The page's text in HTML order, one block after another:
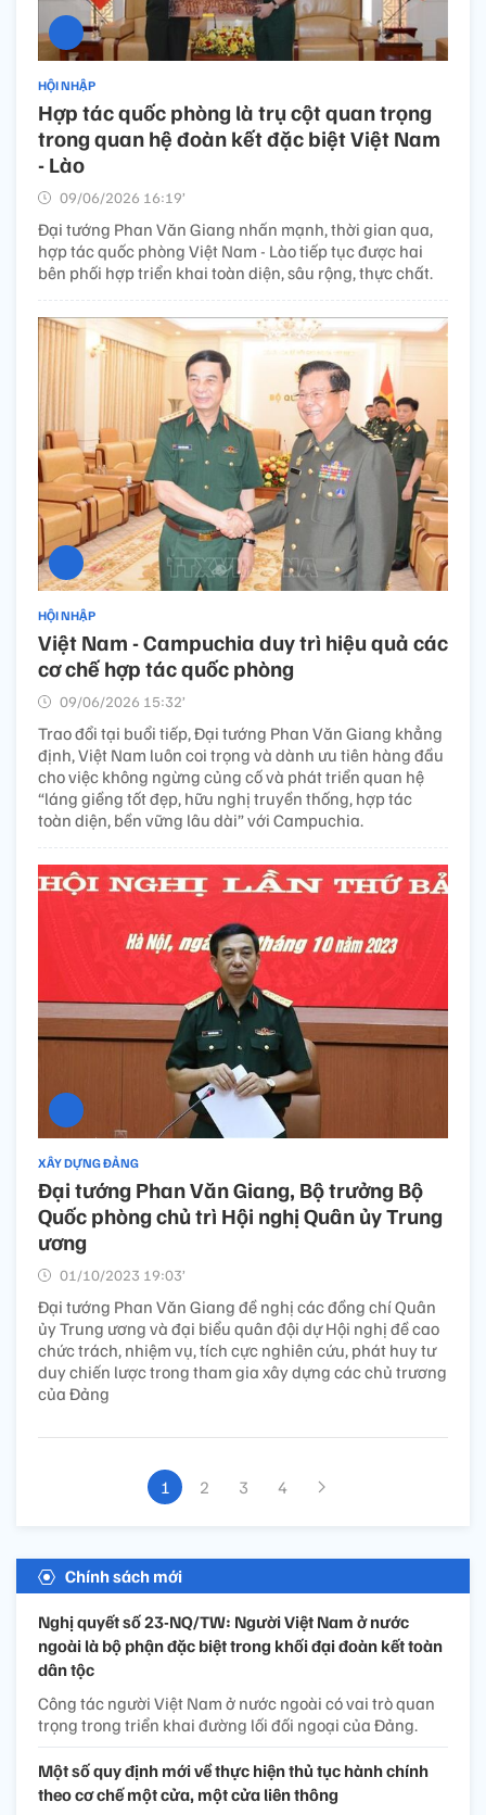
HỘI NHẬP
Hợp tác quốc phòng là trụ cột quan trọng
trong quan hệ đoàn kết đặc biệt Việt Nam
- Lào
09/06/2026 16:19’
Đại tướng Phan Văn Giang nhấn mạnh, thời gian qua,
hợp tác quốc phòng Việt Nam - Lào tiếp tục được hai
bên phối hợp triển khai toàn diện, sâu rộng, thực chất.
HỘI NHẬP
Việt Nam - Campuchia duy trì hiệu quả các
cơ chế hợp tác quốc phòng
09/06/2026 15:32’
Trao đổi tại buổi tiếp, Đại tướng Phan Văn Giang khẳng
định, Việt Nam luôn coi trọng và dành ưu tiên hàng đầu
cho việc không ngừng củng cố và phát triển quan hệ
“láng giềng tốt đẹp, hữu nghị truyền thống, hợp tác
toàn diện, bền vững lâu dài” với Campuchia.
XÂY DỰNG ĐẢNG
Đại tướng Phan Văn Giang, Bộ trưởng Bộ
Quốc phòng chủ trì Hội nghị Quân ủy Trung
ương
01/10/2023 19:03’
Đại tướng Phan Văn Giang đề nghị các đồng chí Quân
ủy Trung ương và đại biểu quân đội dự Hội nghị đề cao
chức trách, nhiệm vụ, tích cực nghiên cứu, phát huy tư
duy chiến lược trong tham gia xây dựng các chủ trương
của Đảng
1 2 3 4
Chính sách mới
Nghị quyết số 23-NQ/TW: Người Việt Nam ở nước
ngoài là bộ phận đặc biệt trong khối đại đoàn kết toàn
dân tộc
Công tác người Việt Nam ở nước ngoài có vai trò quan
trọng trong triển khai đường lối đối ngoại của Đảng.
Một số quy định mới về thực hiện thủ tục hành chính
theo cơ chế một cửa, một cửa liên thông